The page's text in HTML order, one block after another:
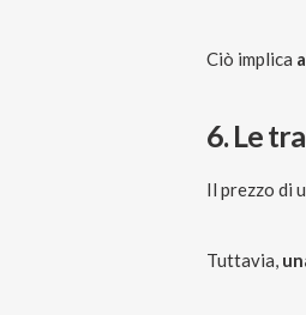
Ciò implica
6. Le
Il prezzo di
Tuttavia,